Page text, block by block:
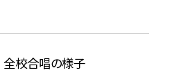
全校合唱の様子